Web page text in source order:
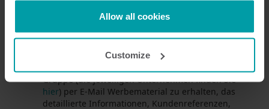
Kamstrup makes use of third-party cookies. A third-party
cookie is installed by someone other than us, such as
analysis programmes.
You can at any time change or withdraw your consent
from the Cookie Declaration
here
Allow all cookies
Customize
Gruppe (die jeweiligen Unternehmen finden Sie
hier) per E-Mail Werbematerial zu erhalten, das
detaillierte Informationen, Kundenreferenzen,